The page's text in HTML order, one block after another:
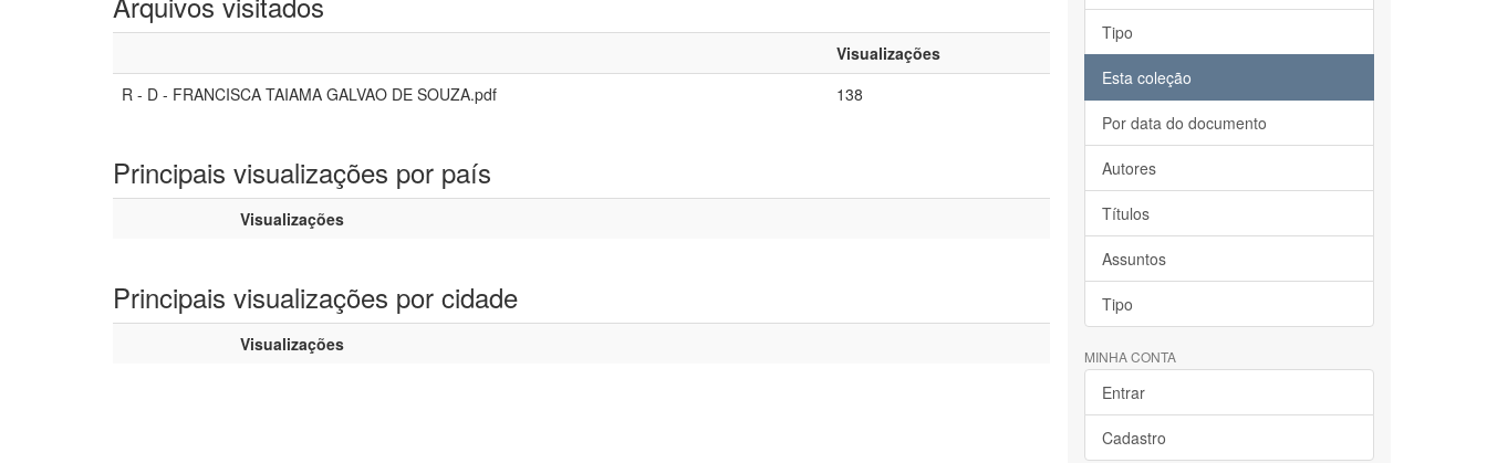
Visualizações
R - D - FRANCISCA TAIAMA GALVAO DE SOUZA.pdf
138
Principais visualizações por país
Visualizações
Principais visualizações por cidade
Visualizações
Tipo
Esta coleção
Por data do documento
Autores
Títulos
Assuntos
Tipo
MINHA CONTA
Entrar
Cadastro